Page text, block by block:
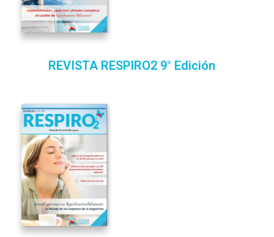
REVISTA RESPIRO2 9° Edición